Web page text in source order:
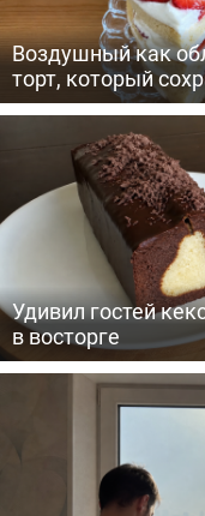
Воздушный как
торт, который
Удивил гостей
в восторге